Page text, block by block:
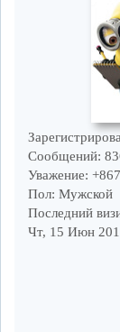
Сообщений:
Уважение: +867
Пол: Мужской
Последний
Чт, 15 Июн